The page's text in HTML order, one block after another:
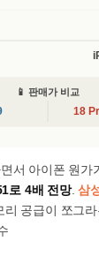
📱 판매가 비교
18
서 아이폰 원가
로 4배 전망.삼
리 공급이 쪼그